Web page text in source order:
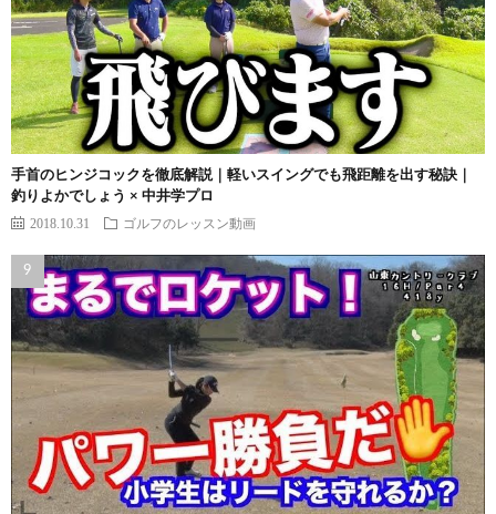
手首のヒンジコックを徹底解説｜軽いスイングでも飛距離を出す秘訣｜
釣りよかでしょう × 中井学プロ
2018.10.31 ゴルフのレッスン動画